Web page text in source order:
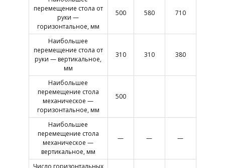
перемещение стола от
руки —
горизонтальное, мм
500 580 710
Наибольшее
перемещение стола от
руки — вертикальное,
мм
310 310 380
Наибольшее
перемещение стола
механическое —
горизонтальное, мм
500
Наибольшее
перемещение стола
механическое —
вертикальное, мм
— — —
Число горизонтальных